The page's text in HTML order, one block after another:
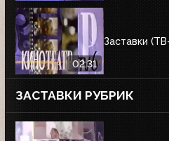
02:31
Заставки
ЗАСТАВКИ РУБРИК